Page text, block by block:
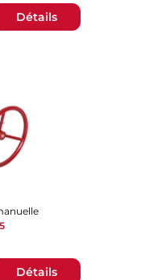
Détails
Détails